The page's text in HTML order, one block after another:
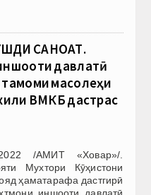
САНОАТ.
давлатӣ
масолеҳи
ВМКБ дастрас
/АМИТ «Ховар»/.
Мухтори Кӯҳистони
ҳаматарафа дастгирӣ